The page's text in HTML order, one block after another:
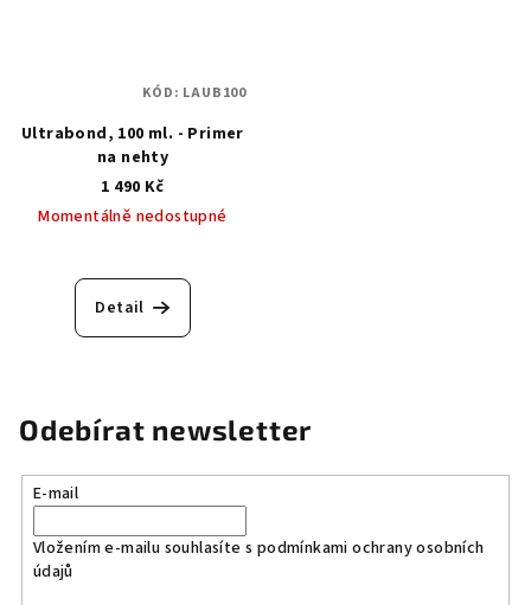
Ultrabond, 100 ml. - Primer
na nehty
1 490 Kč
Momentálně nedostupné
Detail
KÓD: LAUB100
Odebírat newsletter
E-mail
Vložením e-mailu souhlasíte s podmínkami ochrany osobních
údajů